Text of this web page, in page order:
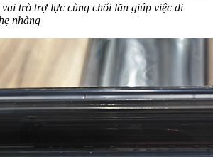
trò trợ lực cùng chổi lăn giúp việc di
nhàng